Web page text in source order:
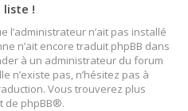
liste !
l’administrateur n’ait pas installé
n’ait encore traduit phpBB dans
à un administrateur du forum
n’existe pas, n’hésitez pas à
Vous trouverez plus
de phpBB®.